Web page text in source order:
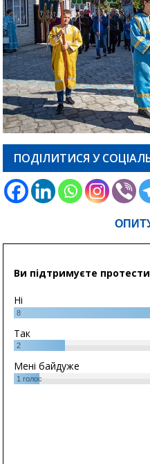
ПОДІЛИТИСЯ У
Ви підтримуєте протести
Ні
8
Так
2
Мені байдуже
1 голос